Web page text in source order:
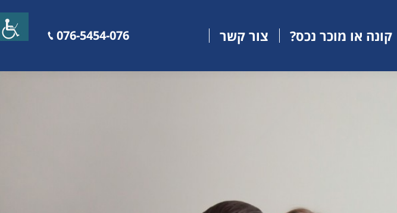
קונה או מוכר נכס? צור קשר 076-5454-076